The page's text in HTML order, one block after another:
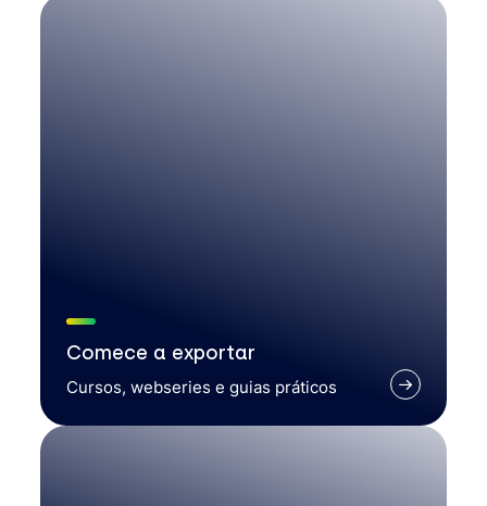
Comece a exportar
Cursos, webseries e guias práticos